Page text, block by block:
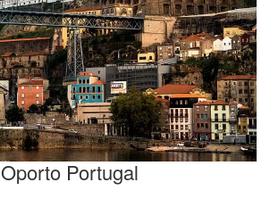
Oporto Portugal